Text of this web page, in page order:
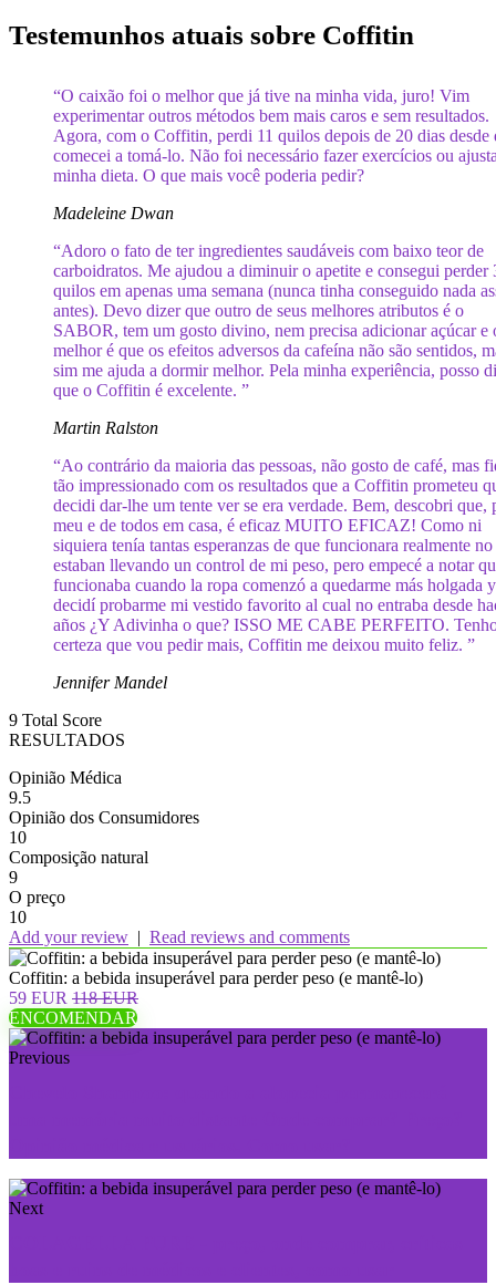
Testemunhos atuais sobre Coffitin
“O caixão foi o melhor que já tive na minha vida, juro! Vim
experimentar outros métodos bem mais caros e sem resultados.
Agora, com o Coffitin, perdi 11 quilos depois de 20 dias desde
comecei a tomá-lo. Não foi necessário fazer exercícios ou
minha dieta. O que mais você poderia pedir?
Madeleine Dwan
“Adoro o fato de ter ingredientes saudáveis ​​com baixo teor de
carboidratos. Me ajudou a diminuir o apetite e consegui perder
quilos em apenas uma semana (nunca tinha conseguido nada
antes). Devo dizer que outro de seus melhores atributos é o
SABOR, tem um gosto divino, nem precisa adicionar açúcar e
melhor é que os efeitos adversos da cafeína não são sentidos,
sim me ajuda a dormir melhor. Pela minha experiência, posso
que o Coffitin é excelente. ”
Martin Ralston
“Ao contrário da maioria das pessoas, não gosto de café, mas
tão impressionado com os resultados que a Coffitin prometeu
decidi dar-lhe um tente ver se era verdade. Bem, descobri que,
meu e de todos em casa, é eficaz MUITO EFICAZ! Como ni
siquiera tenía tantas esperanzas de que funcionara realmente no
estaban llevando un control de mi peso, pero empecé a notar
funcionaba cuando la ropa comenzó a quedarme más holgada
decidí probarme mi vestido favorito al cual no entraba desde
años ¿Y Adivinha o que? ISSO ME CABE PERFEITO.
certeza que vou pedir mais, Coffitin me deixou muito feliz. ”
Jennifer Mandel
9 Total Score
RESULTADOS
Opinião Médica
9.5
Opinião dos Consumidores
10
Composição natural
9
O preço
10
Add your review | Read reviews and comments
Coffitin: a bebida insuperável para perder peso (e mantê-lo)
59 EUR 118 EUR
ENCOMENDAR
Previous
Next